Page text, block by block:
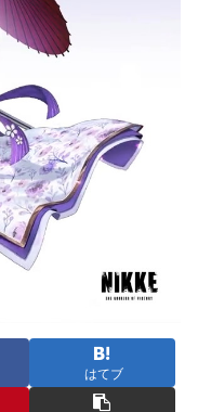
はてブ